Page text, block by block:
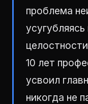
проблема
10 лет
усвоил
никогда не